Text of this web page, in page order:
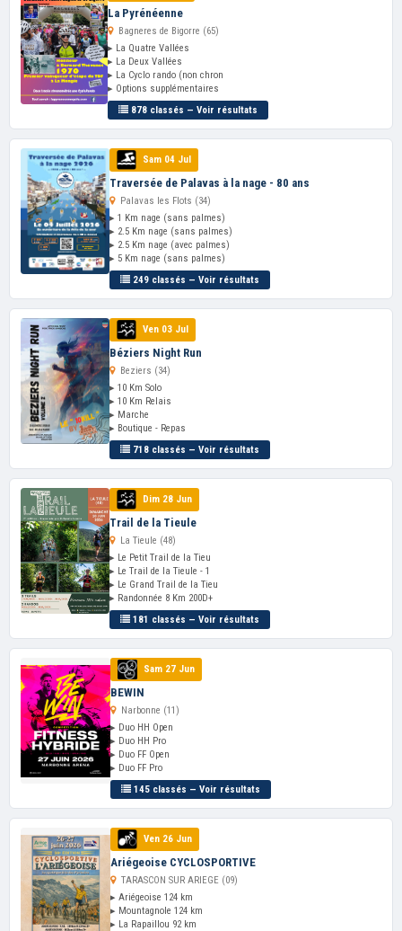
La Pyrénéenne
Bagneres de Bigorre (65)
▸ La Quatre Vallées
▸ La Deux Vallées
▸ La Cyclo rando (non chron
▸ Options supplémentaires
878 classés — Voir résultats
Sam 04 Jul
Traversée de Palavas à la nage - 80 ans
Palavas les Flots (34)
▸ 1 Km nage (sans palmes)
▸ 2.5 Km nage (sans palmes)
▸ 2.5 Km nage (avec palmes)
▸ 5 Km nage (sans palmes)
249 classés — Voir résultats
Ven 03 Jul
Béziers Night Run
Beziers (34)
▸ 10 Km Solo
▸ 10 Km Relais
▸ Marche
▸ Boutique - Repas
718 classés — Voir résultats
Dim 28 Jun
Trail de la Tieule
La Tieule (48)
▸ Le Petit Trail de la Tieu
▸ Le Trail de la Tieule - 1
▸ Le Grand Trail de la Tieu
▸ Randonnée 8 Km 200D+
181 classés — Voir résultats
Sam 27 Jun
BEWIN
Narbonne (11)
▸ Duo HH Open
▸ Duo HH Pro
▸ Duo FF Open
▸ Duo FF Pro
145 classés — Voir résultats
Ven 26 Jun
Ariégeoise CYCLOSPORTIVE
TARASCON SUR ARIEGE (09)
▸ Ariégeoise 124 km
▸ Mountagnole 124 km
▸ La Rapaillou 92 km